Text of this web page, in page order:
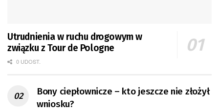
Utrudnienia w ruchu drogowym w
związku z Tour de Pologne
0 UDOST.
Bony ciepłownicze – kto jeszcze nie złożył
wniosku?